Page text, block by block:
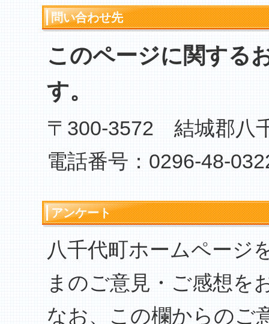
問い合わせ先
このページに関する
す。
〒300-3572 結城郡八
電話番号：0296-48-
アンケート
八千代町ホームページ
まのご意見・ご感想を
なお、この欄からのご